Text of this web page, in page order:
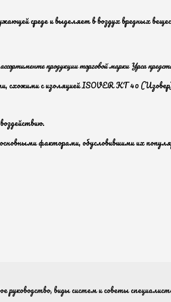
среде и выделяет в воздух вредных
продукции торговой марки Урса
схожими с изоляцией ISOVER КТ 40
факторами, обусловившими их
виды систем и советы